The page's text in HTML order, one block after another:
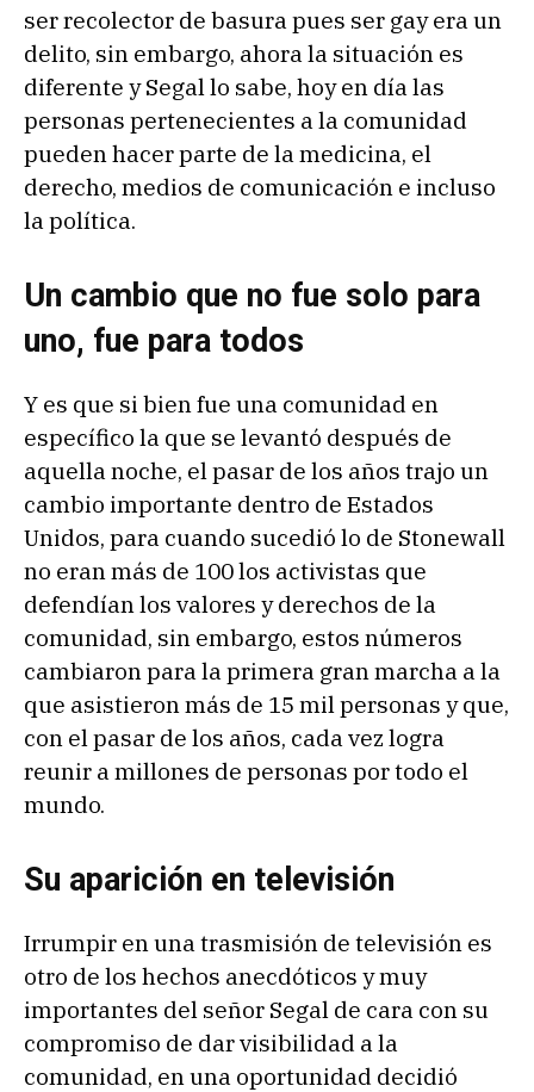
ser recolector de basura pues ser gay era un
delito, sin embargo, ahora la situación es
diferente y Segal lo sabe, hoy en día las
personas pertenecientes a la comunidad
pueden hacer parte de la medicina, el
derecho, medios de comunicación e incluso
la política.
Un cambio que no fue solo para
uno, fue para todos
Y es que si bien fue una comunidad en
específico la que se levantó después de
aquella noche, el pasar de los años trajo un
cambio importante dentro de Estados
Unidos, para cuando sucedió lo de Stonewall
no eran más de 100 los activistas que
defendían los valores y derechos de la
comunidad, sin embargo, estos números
cambiaron para la primera gran marcha a la
que asistieron más de 15 mil personas y que,
con el pasar de los años, cada vez logra
reunir a millones de personas por todo el
mundo.
Su aparición en televisión
Irrumpir en una trasmisión de televisión es
otro de los hechos anecdóticos y muy
importantes del señor Segal de cara con su
compromiso de dar visibilidad a la
comunidad, en una oportunidad decidió